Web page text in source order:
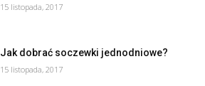
15 listopada, 2017
Jak dobrać soczewki jednodniowe?
15 listopada, 2017